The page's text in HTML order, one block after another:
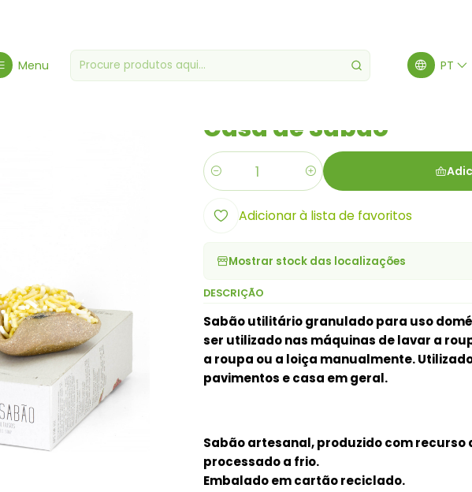
Menu PT
Casa de Sabão
Quantidade
Adicionar à lista de favoritos
Mostrar stock das localizações
DESCRIÇÃO
Sabão utilitário granulado para uso
ser utilizado nas máquinas de lavar a
a roupa ou a loiça manualmente.
pavimentos e casa em geral.
Sabão artesanal, produzido com recurso
processado a frio.
Embalado em cartão reciclado.